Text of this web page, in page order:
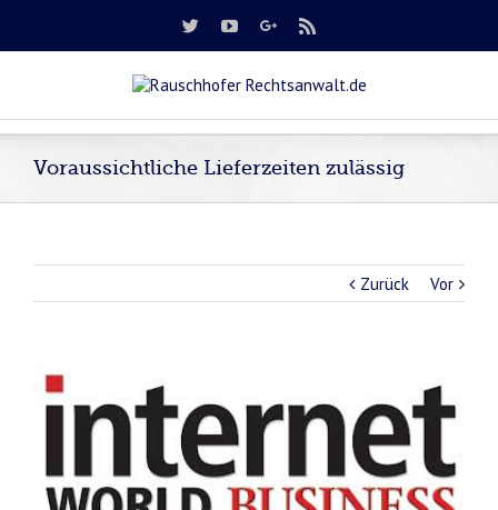
Voraussichtliche Lieferzeiten zulässig
Zurück Vor